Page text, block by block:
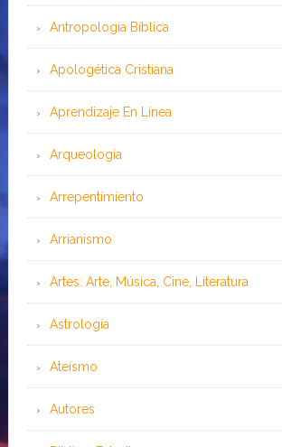
Antropología Bíblica
Apologética Cristiana
Aprendizaje En Línea
Arqueología
Arrepentimiento
Arrianismo
Artes: Arte, Música, Cine, Literatura
Astrología
Ateísmo
Autores